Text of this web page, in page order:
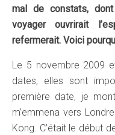
mal de constats,
voyager ouvrirait
refermerait. Voici
Le 5 novembre 2009
dates, elles sont
première date, je
m’emmena vers
Kong. C’était le début